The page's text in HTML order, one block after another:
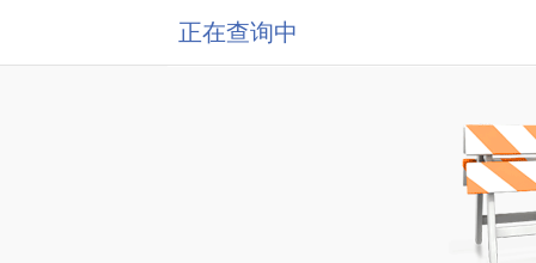
正在查询中